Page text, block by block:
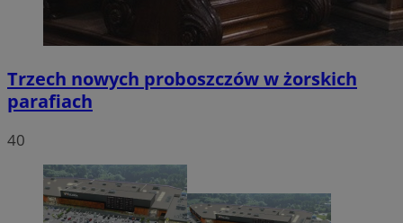
Trzech nowych proboszczów w żorskich
parafiach
40